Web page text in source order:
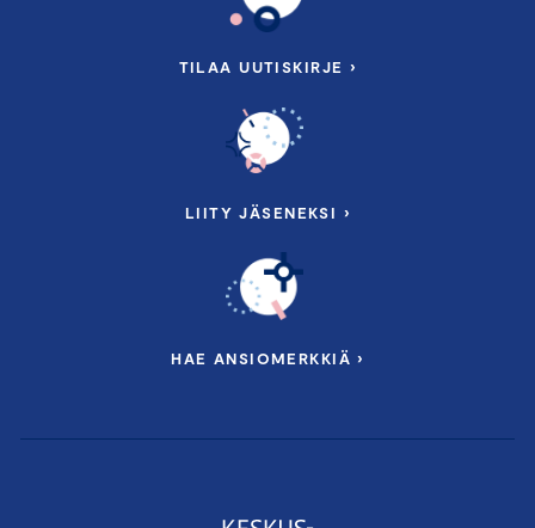
TILAA UUTISKIRJE ›
LIITY JÄSENEKSI ›
HAE ANSIOMERKKIÄ ›